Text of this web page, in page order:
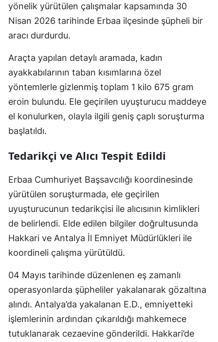
yönelik yürütülen çalışmalar kapsamında 30
Nisan 2026 tarihinde Erbaa ilçesinde şüpheli bir
aracı durdurdu.
Araçta yapılan detaylı aramada, kadın
ayakkabılarının taban kısımlarına özel
yöntemlerle gizlenmiş toplam 1 kilo 675 gram
eroin bulundu. Ele geçirilen uyuşturucu maddeye
el konulurken, olayla ilgili geniş çaplı soruşturma
başlatıldı.
Tedarikçi ve Alıcı Tespit Edildi
Erbaa Cumhuriyet Başsavcılığı koordinesinde
yürütülen soruşturmada, ele geçirilen
uyuşturucunun tedarikçisi ile alıcısının kimlikleri
de belirlendi. Elde edilen bilgiler doğrultusunda
Hakkari ve Antalya İl Emniyet Müdürlükleri ile
koordineli çalışma yürütüldü.
04 Mayıs tarihinde düzenlenen eş zamanlı
operasyonlarda şüpheliler yakalanarak gözaltına
alındı. Antalya’da yakalanan E.D., emniyetteki
işlemlerinin ardından çıkarıldığı mahkemece
tutuklanarak cezaevine gönderildi. Hakkari’de